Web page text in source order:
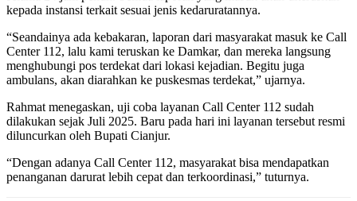
kepada instansi terkait sesuai jenis kedaruratannya.
“Seandainya ada kebakaran, laporan dari masyarakat masuk ke Call
Center 112, lalu kami teruskan ke Damkar, dan mereka langsung
menghubungi pos terdekat dari lokasi kejadian. Begitu juga
ambulans, akan diarahkan ke puskesmas terdekat,” ujarnya.
Rahmat menegaskan, uji coba layanan Call Center 112 sudah
dilakukan sejak Juli 2025. Baru pada hari ini layanan tersebut resmi
diluncurkan oleh Bupati Cianjur.
“Dengan adanya Call Center 112, masyarakat bisa mendapatkan
penanganan darurat lebih cepat dan terkoordinasi,” tuturnya.